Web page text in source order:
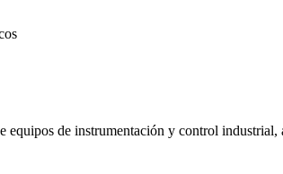
de instrumentación y control